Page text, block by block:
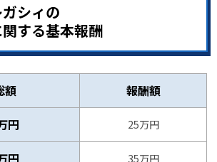
シィの
する基本報酬
額
報酬額
円
25万円
円 35万円